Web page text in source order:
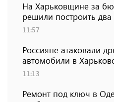
На Харьковщине за
решили построить два
11:57
Россияне атаковали
автомобили в
11:13
Ремонт под ключ в